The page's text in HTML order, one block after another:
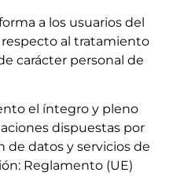
a los usuarios del
al tratamiento
carácter personal de
el íntegro y pleno
dispuestas por
de datos y servicios de
Reglamento (UE)